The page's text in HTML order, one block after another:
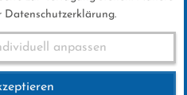
Datenschutzerklärung.
anpassen